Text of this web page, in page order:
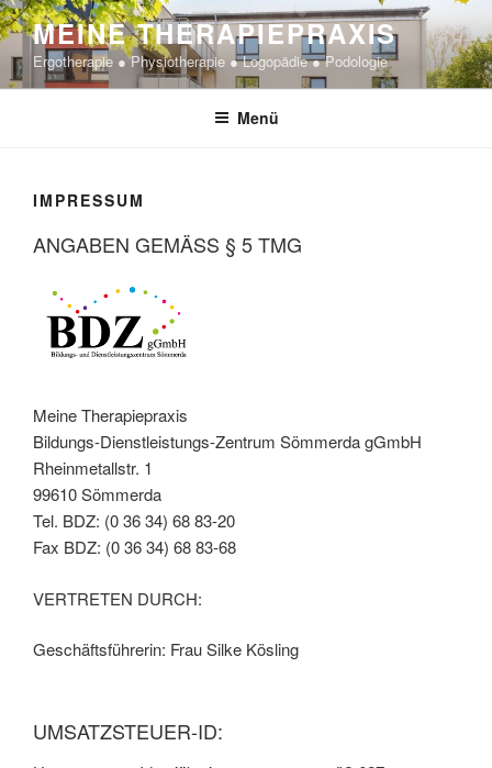
Zum
Inhalt
springen
MEINE THERAPIEPRAXIS
Ergotherapie ● Physiotherapie ● Logopädie ● Podologie
Menü
IMPRESSUM
ANGABEN GEMÄSS § 5 TMG
Meine Therapiepraxis
Bildungs-Dienstleistungs-Zentrum Sömmerda gGmbH
Rheinmetallstr. 1
99610 Sömmerda
Tel. BDZ: (0 36 34) 68 83-20
Fax BDZ: (0 36 34) 68 83-68
VERTRETEN DURCH:
Geschäftsführerin: Frau Silke Kösling
UMSATZSTEUER-ID: